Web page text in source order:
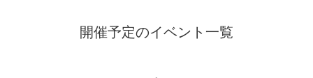
開催予定のイベント一覧